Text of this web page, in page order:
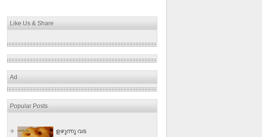
Like Us & Share
Ad
Popular Posts
ഉഴുന്നു വട